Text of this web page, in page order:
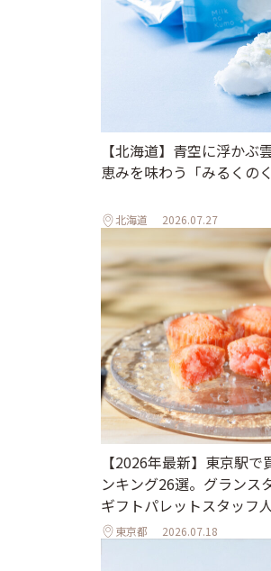
【北海道】青空に浮かぶ
恵みを味わう「みるくのく
北海道 2026.07.27
【2026年最新】東京駅
ンキング26選。グランス
ギフトパレットスタッフ
東京都 2026.07.18